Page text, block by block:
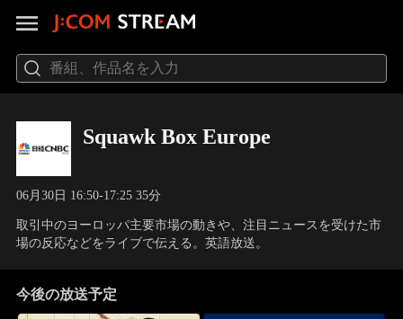
Squawk Box Europe
06月30日 16:50-17:25 35分
取引中のヨーロッパ主要市場の動きや、注目ニュースを受けた市
場の反応などをライブで伝える。英語放送。
今後の放送予定